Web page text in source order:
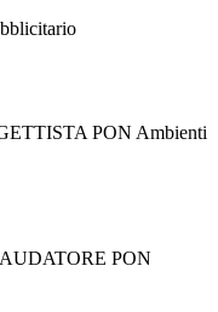
PON Ambienti
PON